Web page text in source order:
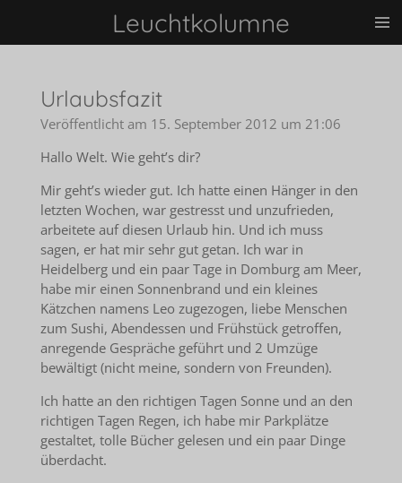
Leuchtkolumne
Urlaubsfazit
Veröffentlicht am 15. September 2012 um 21:06
Hallo Welt. Wie geht’s dir?
Mir geht’s wieder gut. Ich hatte einen Hänger in den
letzten Wochen, war gestresst und unzufrieden,
arbeitete auf diesen Urlaub hin. Und ich muss
sagen, er hat mir sehr gut getan. Ich war in
Heidelberg und ein paar Tage in Domburg am Meer,
habe mir einen Sonnenbrand und ein kleines
Kätzchen namens Leo zugezogen, liebe Menschen
zum Sushi, Abendessen und Frühstück getroffen,
anregende Gespräche geführt und 2 Umzüge
bewältigt (nicht meine, sondern von Freunden).
Ich hatte an den richtigen Tagen Sonne und an den
richtigen Tagen Regen, ich habe mir Parkplätze
gestaltet, tolle Bücher gelesen und ein paar Dinge
überdacht.